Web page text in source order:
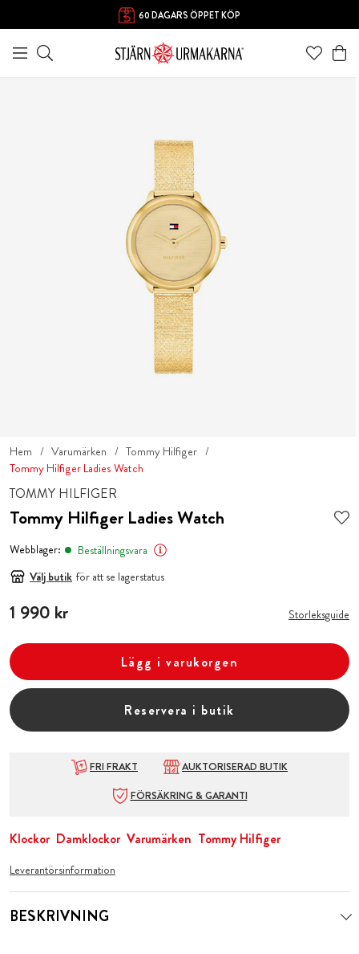
60 DAGARS ÖPPET KÖP
Hem Varumärken
Tommy Hilfiger
Tommy Hilfiger Ladies Watch
TOMMY HILFIGER
Tommy Hilfiger Ladies Watch
Webblager:
Beställningsvara
Välj butik för att se lagerstatus
Pris:1 990 kr
1 990 kr Storleksguide
Lägg i varukorgen
Reservera i butik
FRI FRAKT
AUKTORISERAD BUTIK
FÖRSÄKRING & GARANTI
Klockor Damklockor Varumärken Tommy Hilfiger
Leverantörsinformation
BESKRIVNING